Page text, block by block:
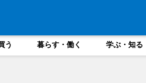
う 暮らす・働く 学ぶ・知る